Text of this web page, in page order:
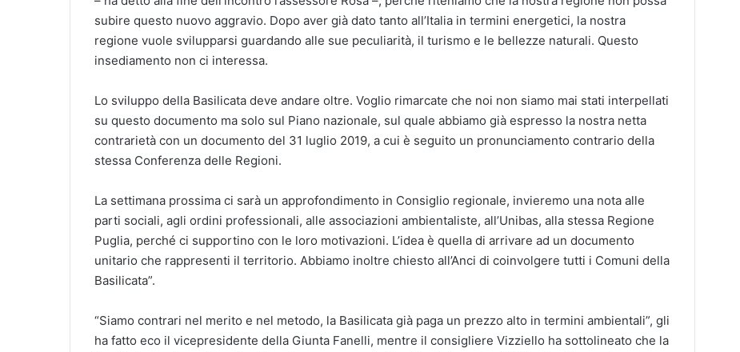
subire questo nuovo aggravio. Dopo aver già dato tanto all’Italia in termini energetici, la nostra
regione vuole svilupparsi guardando alle sue peculiarità, il turismo e le bellezze naturali. Questo
insediamento non ci interessa.
Lo sviluppo della Basilicata deve andare oltre. Voglio rimarcate che noi non siamo mai stati interpellati
su questo documento ma solo sul Piano nazionale, sul quale abbiamo già espresso la nostra netta
contrarietà con un documento del 31 luglio 2019, a cui è seguito un pronunciamento contrario della
stessa Conferenza delle Regioni.
La settimana prossima ci sarà un approfondimento in Consiglio regionale, invieremo una nota alle
parti sociali, agli ordini professionali, alle associazioni ambientaliste, all’Unibas, alla stessa Regione
Puglia, perché ci supportino con le loro motivazioni. L’idea è quella di arrivare ad un documento
unitario che rappresenti il territorio. Abbiamo inoltre chiesto all’Anci di coinvolgere tutti i Comuni della
Basilicata”.
“Siamo contrari nel merito e nel metodo, la Basilicata già paga un prezzo alto in termini ambientali”, gli
ha fatto eco il vicepresidente della Giunta Fanelli, mentre il consigliere Vizziello ha sottolineato che la